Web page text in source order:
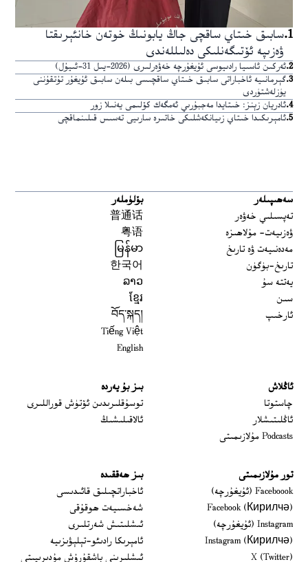
1
.سابىق خىتاي ساقچى جاڭ يابونىڭ خوتەن خانئېرىقتا
ۋەزىپە ئۆتىگەنلىكى دەلىللەندى
2
.ئەركىن ئاسىيا رادىيوسى ئۇيغۇرچە خەۋەرلىرى (2026-يىل 31-ئىيۇل)
3
.گېرمانىيە ئاخباراتى سابىق خىتاي ساقچىسى بىلەن سابىق ئۇيغۇر تۇتقۇننى
يۈزلەشتۈردى
4
.ئادريان زېنز: خىتايدا مەجبۇرىي ئەمگەك كۆلىمى يەنىلا زور
5
.ئامېرىكىدا خىتاي زىيانكەشلىكى خاتىرە سارىيى تەسىس قىلىنماقچى
سەھىپىلەر
تەپسىلىي خەۋەر
ۋەزىيەت- مۇلاھىزە
مەدەنىيەت ۋە تارىخ
تارىخ-بۈگۈن
يەتتە سۇ
سىن
ئارخىپ
بۆلۈملەر
普通话
粤语
မြန်မာ
한국어
ລາວ
ខ្មែរ
བོད་སྐད།
Tiếng Việt
English
ئاڭلاش
چاستوتا
ئاڭلىتىشلار
Podcasts مۇلازىمىتى
بىز بۇ يەردە
توسۇقلىرىدىن ئۆتۈش قوراللىرى
ئالاقىلىشىڭ
تور مۇلازىمىتى
Faceboook (ئۇيغۇرچە)
Opens in new window
Facebook (Кирилчә)
Opens in new window
Instagram (ئۇيغۇرچە)
Opens in new window
Instagram (Кирилчә)
Opens in new window
X (Twitter)
بىز ھەققىدە
ئاخباراتچىلىق قائىدىسى
شەخسىيەت ھوقۇقى
ئىشلىتىش شەرتلىرى
ئامېرىكا رادىئو-تېلېۋىزىيە
ئىشلىرىنى باشقۇرۇش مۇدىرىيىتى